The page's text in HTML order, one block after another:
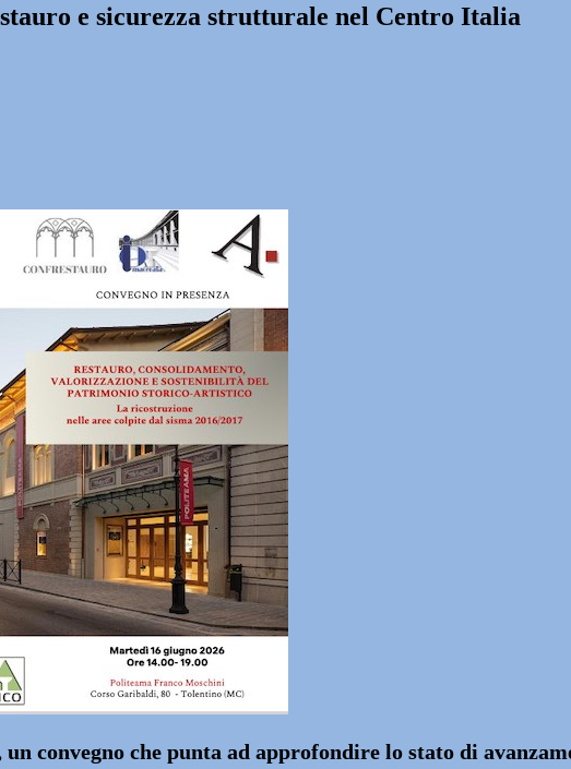
e sicurezza strutturale nel Centro Italia
convegno che punta ad approfondire lo stato di